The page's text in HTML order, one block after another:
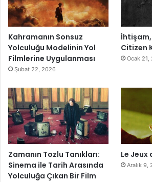
Kahramanın Sonsuz
Yolculuğu Modelinin Yol
Filmlerine Uygulanması
Şubat 22, 2026
İhtişam,
Citizen
Ocak 21,
Zamanın Tozlu Tanıkları:
Sinema ile Tarih Arasında
Yolculuğa Çıkan Bir Film
Le Jeux
Aralık 9,